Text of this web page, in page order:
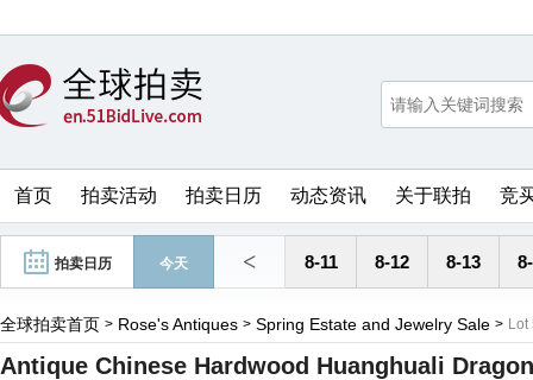
首页 拍卖活动 拍卖日历 动态资讯 关于联拍 竞
拍卖日历 今天 < 8-11 8-12 8-13
全球拍卖首页 > Rose's Antiques > Spring Estate and Jewelry Sale > Lot
Antique Chinese Hardwood Huanghuali